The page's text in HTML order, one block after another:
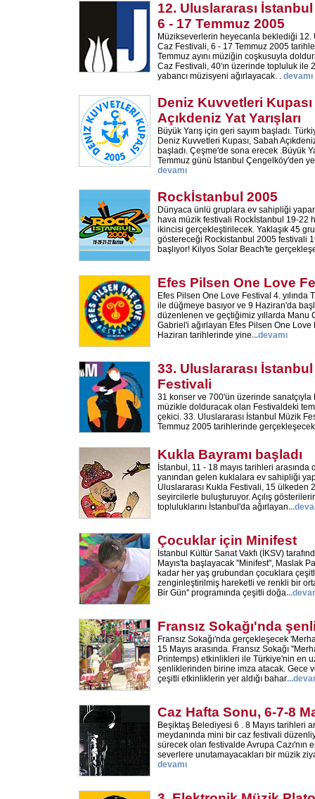
12. Uluslararası
6 - 17 Temmuz 2005
Müzikseverlerin heyecanla beklediği 12.
Caz Festivali, 6 - 17 Temmuz 2005
Temmuz ayını müziğin coşkusuyla
Caz Festivali, 40'ın üzerinde topluluk ile
yabancı müzisyeni ağırlayacak. . devamı
Deniz Kuvvetleri
Açıkdeniz Yat Yarışları
Büyük Yarış için geri sayım başladı.
Deniz Kuvvetleri Kupası, Sabah
başladı. Çeşme'de sona erecek .Büyük
Temmuz günü İstanbul Çengelköy'den
devamı
Rockİstanbul 2005
Dünyaca ünlü gruplara ev sahipliği
hava müzik festivali Rockİstanbul 19-22
ikincisi gerçekleştirilecek. Yaklaşık 45
göstereceği Rockistanbul 2005 festivali
başlıyor! Kilyos Solar Beach'te
Efes Pilsen One Love
Efes Pilsen One Love Festival 4. yılında
ile düğmeye basıyor ve 9 Haziran'da
düzenlenen ve geçtiğimiz yıllarda Manu
Gabriel'i ağırlayan Efes Pilsen One Love
Haziran tarihlerinde yine...devamı
33. Uluslararası
Festivali
31 konser ve 700'ün üzerinde sanatçıyla
müzikle dolduracak olan Festivaldeki
çekici. 33. Uluslararası İstanbul Müzik
Temmuz 2005 tarihlerinde
Kukla Bayramı başladı
İstanbul, 11 - 18 mayıs tarihleri arasında
yanından gelen kuklalara ev sahipliği
Uluslararası Kukla Festivali, 15 ülkeden
seyircilerle buluşturuyor. Açılış
topluluklarını İstanbul'da ağırlayan...
Çocuklar için Minifest
İstanbul Kültür Sanat Vakfı (İKSV)
Mayıs'ta başlayacak ''Minifest'', Maslak
kadar her yaş grubundan çocuklara
zenginleştirilmiş hareketli ve renkli bir
Bir Gün'' programında çeşitli doğa...
Fransız Sokağı'nda
Fransız Sokağı'nda gerçekleşecek
15 Mayıs arasında. Fransız Sokağı
Printemps) etkinlikleri ile Türkiye'nin en
şenliklerinden birine imza atacak. Gece
çeşitli etkinliklerin yer aldığı bahar...
Caz Hafta Sonu, 6-7-8
Beşiktaş Belediyesi 6 . 8 Mayıs tarihleri
meydanında mini bir caz festivali
sürecek olan festivalde Avrupa Cazı'nın
severlere unutamayacakları bir müzik
devamı